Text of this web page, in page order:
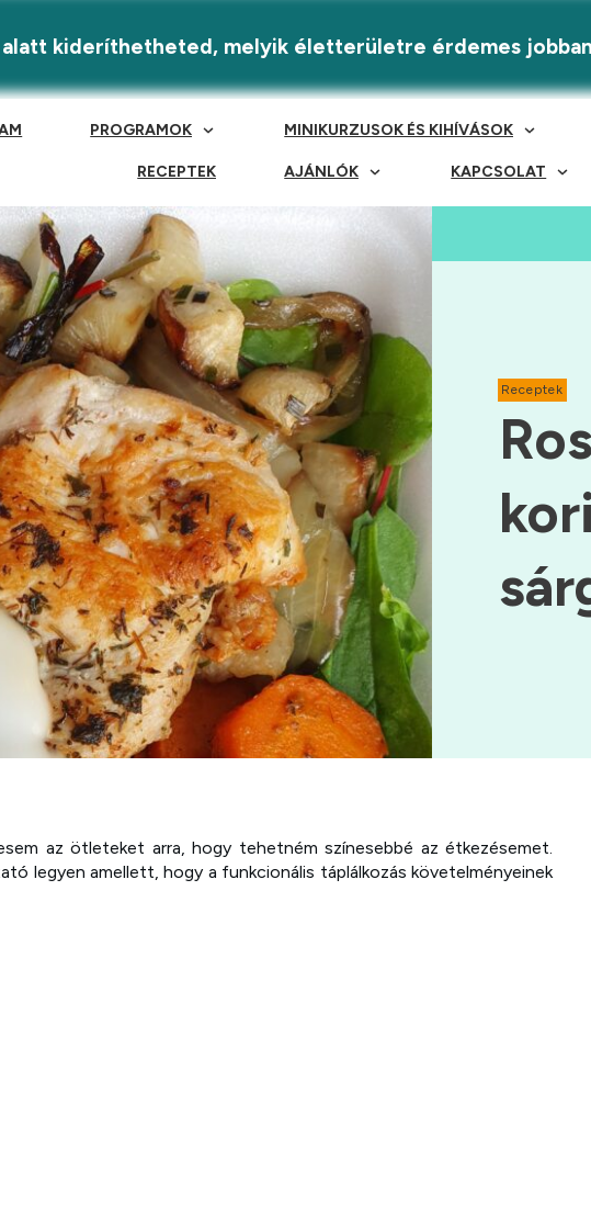
PROGRAMOK MINIKURZUSOK ÉS KIHÍVÁSOK
RECEPTEK AJÁNLÓK KAPCSOLAT
kideríthetheted, melyik életterületre érdemes
Receptek
az ötleteket arra, hogy tehetném színesebbé az étkezésemet.
legyen amellett, hogy a funkcionális táplálkozás követelményeinek